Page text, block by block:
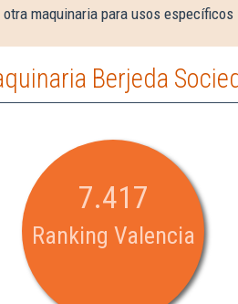
maquinaria para usos específicos
Berjeda
7.417
Ranking Valencia